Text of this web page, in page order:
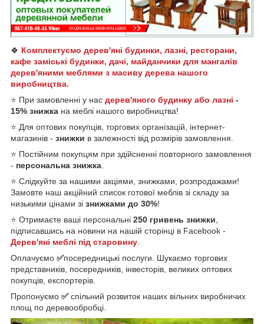
🍀 Комплектуємо дерев'яні будинки, лазні, ресторани,
кафе заміські будинки, дачі, майданчики для мангалів
дерев'яними меблями з масиву дерева нашого
виробництва.
⭐ При замовленні у нас дерев'яного будинку або лазні -
15% знижка на меблі нашого виробництва!
⭐ Для оптових покупців, торгових організацій, інтернет-
магазинів - знижки в залежності від розмірів замовлення.
⭐ Постійним покупцям при здійсненні повторного замовлення
- персональна знижка.
⭐ Слідкуйте за нашими акціями, знижками, розпродажами!
Замовте наш акційний список готової меблів зі складу за
низькими цінами зі знижками до 30%!
⭐ Отримаєте ваші персональні 250 гривень знижки,
підписавшись на новини на нашій сторінці в Facebook -
Дерев'яні меблі під старовину.
Оплачуємо ✅посередницькі послуги. Шукаємо торгових
представників, посередників, інвесторів, великих оптових
покупців, експортерів.
Пропонуємо ✅ спільний розвиток наших вільних виробничих
площ по деревообробці.